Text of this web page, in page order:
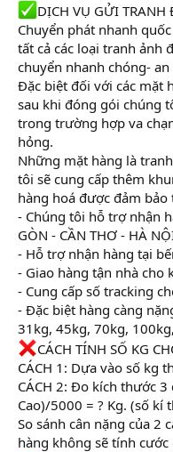
DỊCH VỤ GỬI
Chuyển phát nhanh quốc
tất cả các loại tranh ảnh
chuyển nhanh chóng- an
Đặc biệt đối với các mặt
sau khi đóng gói chúng
trong trường hợp va
hỏng.
Những mặt hàng là
tôi sẽ cung cấp thêm
hàng hoá được đảm
- Chúng tôi hỗ trợ nhận
GÒN - CẦN THƠ - HÀ
- Hỗ trợ nhận hàng tại
- Giao hàng tận nhà cho
- Cung cấp số tracking
- Đặc biệt hàng càng
31kg, 45kg, 70kg,
CÁCH TÍNH SỐ KG
CÁCH 1: Dựa vào số kg
CÁCH 2: Đo kích thước
Cao)/5000 = ? Kg. (số kí
So sánh cân nặng của 2
hàng không sẽ tính